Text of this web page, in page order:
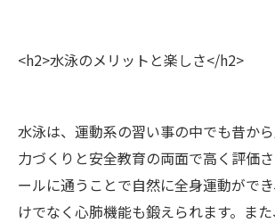
<h2>水泳のメリットと楽しさ</h2>
水泳は、運動系の習い事の中でも昔か
力づくりと安全教育の両面で高く評価
ールに通うことで自然に全身運動がで
けでなく心肺機能も鍛えられます。ま